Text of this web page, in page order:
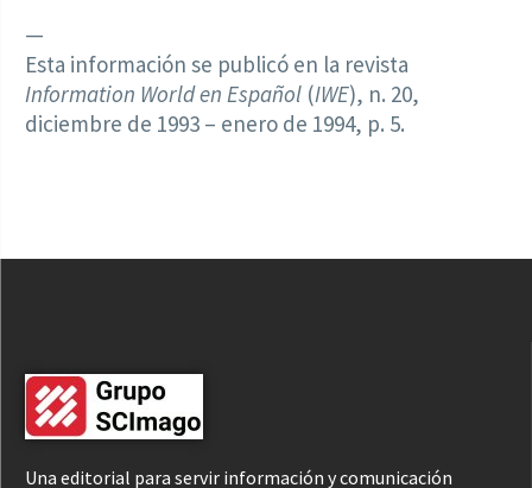
—
Esta información se publicó en la revista
Information World en Español (IWE), n. 20,
diciembre de 1993 – enero de 1994, p. 5.
Una editorial para servir información y comunicación